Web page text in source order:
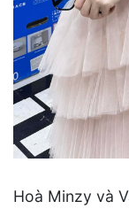
Hoà Minzy và